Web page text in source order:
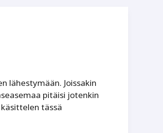
lähestymään. Joissakin
pitäisi jotenkin
tässä